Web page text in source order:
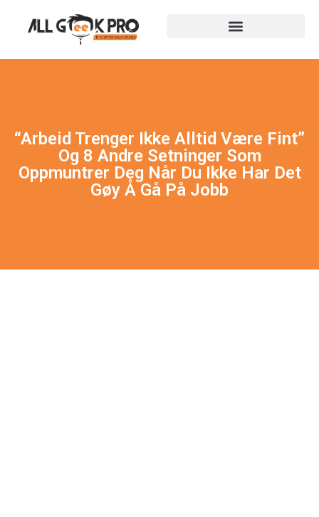
“Arbeid Trenger Ikke Alltid Være Fint”
Og 8 Andre Setninger Som
Oppmuntrer Deg Når Du Ikke Har Det
Gøy Å Gå På Jobb